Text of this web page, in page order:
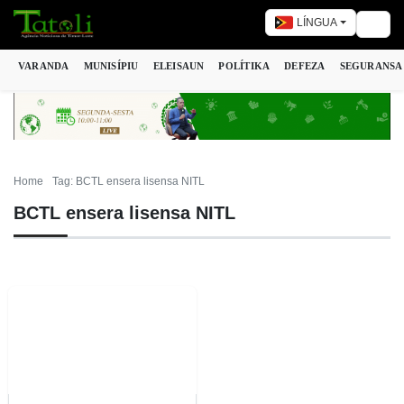
LÍNGUA
VARANDA MUNISÍPIU ELEISAUN POLÍTIKA DEFEZA SEGURANSA
Home Tag: BCTL ensera lisensa NITL
BCTL ensera lisensa NITL